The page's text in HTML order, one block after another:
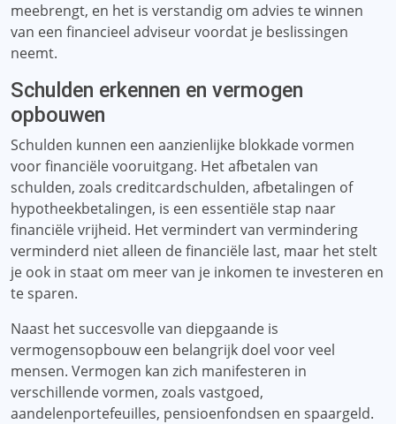
meebrengt, en het is verstandig om advies te winnen
van een financieel adviseur voordat je beslissingen
neemt.
Schulden erkennen en vermogen
opbouwen
Schulden kunnen een aanzienlijke blokkade vormen
voor financiële vooruitgang. Het afbetalen van
schulden, zoals creditcardschulden, afbetalingen of
hypotheekbetalingen, is een essentiële stap naar
financiële vrijheid. Het vermindert van vermindering
verminderd niet alleen de financiële last, maar het stelt
je ook in staat om meer van je inkomen te investeren en
te sparen.
Naast het succesvolle van diepgaande is
vermogensopbouw een belangrijk doel voor veel
mensen. Vermogen kan zich manifesteren in
verschillende vormen, zoals vastgoed,
aandelenportefeuilles, pensioenfondsen en spaargeld.